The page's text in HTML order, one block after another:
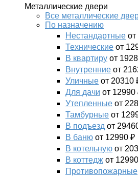
Металлические двери
Все металлические
По назначению
Нестандартные
Технические от
В квартиру от
Внутренние от
Уличные от 20310
Для дачи от 12990
Утепленные от
Тамбурные от
В подъезд от
В баню от 12990 ₽
В котельную от
В коттедж от
Противопожарные